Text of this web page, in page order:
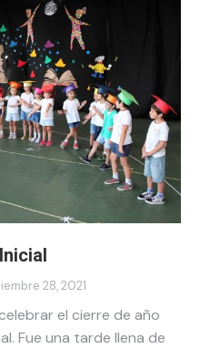
28, 2021
el cierre de año
Fue una tarde llena de